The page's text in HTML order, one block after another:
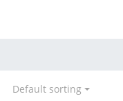
Default sorting